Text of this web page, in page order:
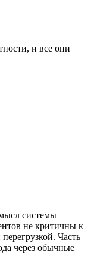
и все они
системы
не критичны к
Часть
через обычные